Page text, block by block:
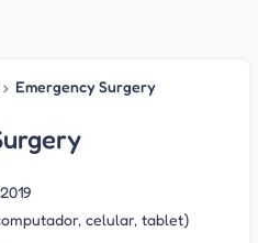
› Emergency Surgery
celular, tablet)